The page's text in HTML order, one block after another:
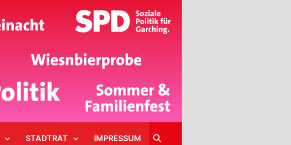
STADTRAT IMPRESSUM